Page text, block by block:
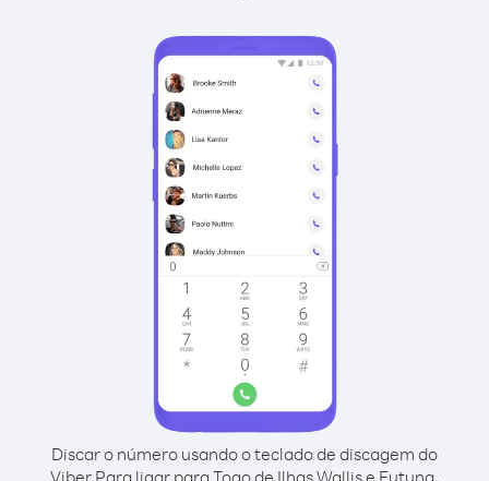
Discar o número usando o teclado de discagem do
Viber.Para ligar para Togo de Ilhas Wallis e Futuna,